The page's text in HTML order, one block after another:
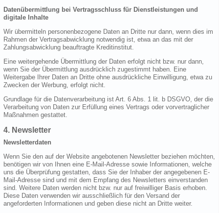
Datenübermittlung bei Vertragsschluss für Dienstleistungen und
digitale Inhalte
Wir übermitteln personenbezogene Daten an Dritte nur dann, wenn dies im
Rahmen der Vertragsabwicklung notwendig ist, etwa an das mit der
Zahlungsabwicklung beauftragte Kreditinstitut.
Eine weitergehende Übermittlung der Daten erfolgt nicht bzw. nur dann,
wenn Sie der Übermittlung ausdrücklich zugestimmt haben. Eine
Weitergabe Ihrer Daten an Dritte ohne ausdrückliche Einwilligung, etwa zu
Zwecken der Werbung, erfolgt nicht.
Grundlage für die Datenverarbeitung ist Art. 6 Abs. 1 lit. b DSGVO, der die
Verarbeitung von Daten zur Erfüllung eines Vertrags oder vorvertraglicher
Maßnahmen gestattet.
4. Newsletter
Newsletterdaten
Wenn Sie den auf der Website angebotenen Newsletter beziehen möchten,
benötigen wir von Ihnen eine E-Mail-Adresse sowie Informationen, welche
uns die Überprüfung gestatten, dass Sie der Inhaber der angegebenen E-
Mail-Adresse sind und mit dem Empfang des Newsletters einverstanden
sind. Weitere Daten werden nicht bzw. nur auf freiwilliger Basis erhoben.
Diese Daten verwenden wir ausschließlich für den Versand der
angeforderten Informationen und geben diese nicht an Dritte weiter.